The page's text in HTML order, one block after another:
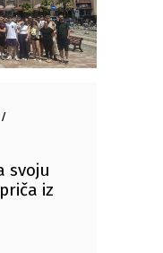
svoju
iz